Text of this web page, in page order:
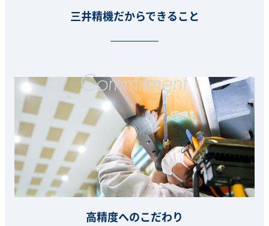
三井精機だからできること
高精度へのこだわり